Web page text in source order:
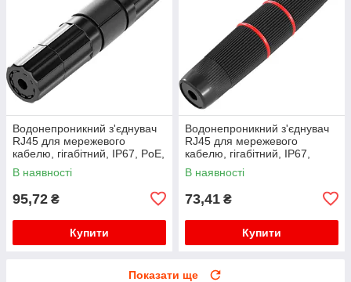
Водонепроникний з'єднувач
RJ45 для мережевого
кабелю, гігабітний, IP67, PoE,
чорний
В наявності
95,72 ₴
Купити
Водонепроникний з'єднувач
RJ45 для мережевого
кабелю, гігабітний, IP67,
чорний, WDT-IP67ZT/B
В наявності
73,41 ₴
Купити
Показати ще